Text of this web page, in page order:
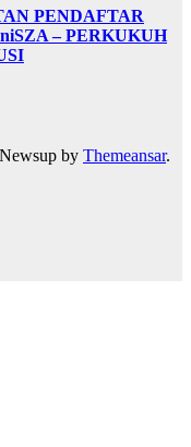
PENDAFTAR
– PERKUKUH
by Themeansar.